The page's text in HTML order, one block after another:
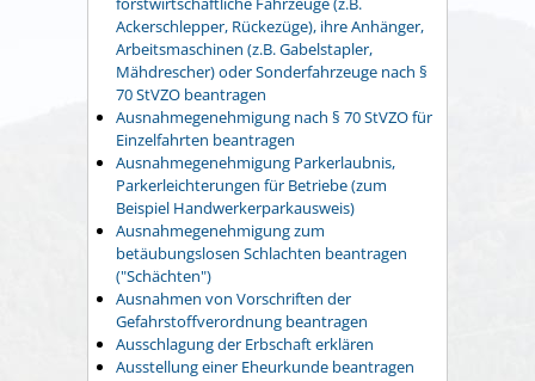
Ackerschlepper, Rückezüge), ihre Anhänger,
Arbeitsmaschinen (z.B. Gabelstapler,
Mähdrescher) oder Sonderfahrzeuge nach §
70 StVZO beantragen
Ausnahmegenehmigung nach § 70 StVZO für
Einzelfahrten beantragen
Ausnahmegenehmigung Parkerlaubnis,
Parkerleichterungen für Betriebe (zum
Beispiel Handwerkerparkausweis)
Ausnahmegenehmigung zum
betäubungslosen Schlachten beantragen
("Schächten")
Ausnahmen von Vorschriften der
Gefahrstoffverordnung beantragen
Ausschlagung der Erbschaft erklären
Ausstellung einer Eheurkunde beantragen